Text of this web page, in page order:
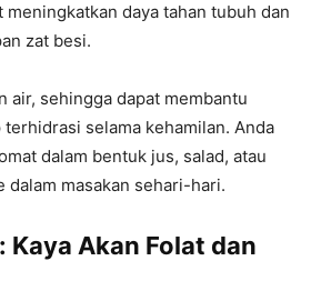
meningkatkan daya tahan tubuh dan
zat besi.
air, sehingga dapat membantu
selama kehamilan. Anda
dalam bentuk jus, salad, atau
dalam masakan sehari-hari.
Kaya Akan Folat dan